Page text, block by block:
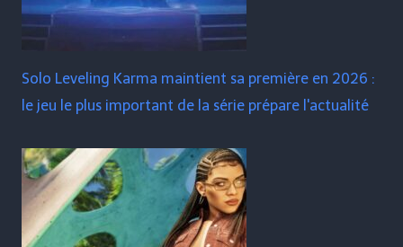
Solo Leveling Karma maintient sa première en 2026 :
le jeu le plus important de la série prépare l'actualité